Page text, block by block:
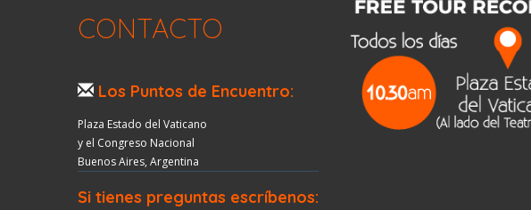
CONTACTO
Los Puntos de Encuentro:
Plaza Estado del Vaticano
y el Congreso Nacional
Buenos Aires, Argentina
Si tienes preguntas escríbenos: